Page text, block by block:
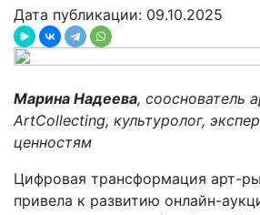
Дата публикации: 09.10.2025
Марина Надеева, сооснователь
ArtCollecting, культуролог,
ценностям
Цифровая трансформация арт-
приве­ла к развитию онлайн-­